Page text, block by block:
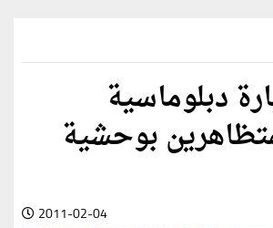
دبلوماسية
بوحشية
2011-02-04